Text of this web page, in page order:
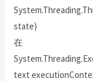
state)
在
text